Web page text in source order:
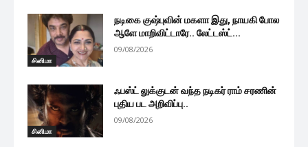
சினிமா
நடிகை குஷ்புவின் மகளா இது, நாயகி போல
ஆளே மாறிவிட்டாரே.. லேட்டஸ்ட்...
09/08/2026
சினிமா
ஃபஸ்ட் லுக்குடன் வந்த நடிகர் ராம் சரணின்
புதிய பட அறிவிப்பு..
09/08/2026